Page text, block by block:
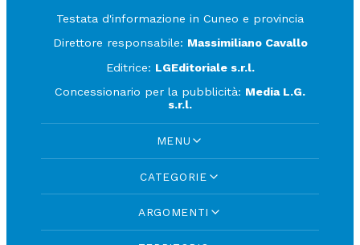
Testata d'informazione in Cuneo e provincia
Direttore responsabile: Massimiliano Cavallo
Editrice: LGEditoriale s.r.l.
Concessionario per la pubblicità: Media L.G.
s.r.l.
MENU
CATEGORIE
ARGOMENTI